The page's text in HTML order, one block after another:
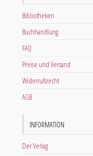
Bibliotheken
Buchhandlung
FAQ
Preise und Versand
Widerrufsrecht
AGB
INFORMATION
Der Verlag